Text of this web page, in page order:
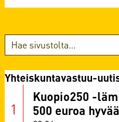
Yhteiskuntavastuu-
Kuopio250 -
500 euroa